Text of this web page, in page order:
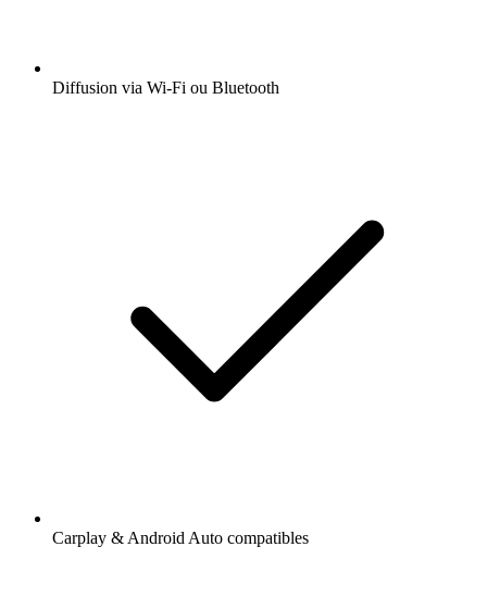
Diffusion via Wi-Fi ou Bluetooth
Carplay & Android Auto compatibles